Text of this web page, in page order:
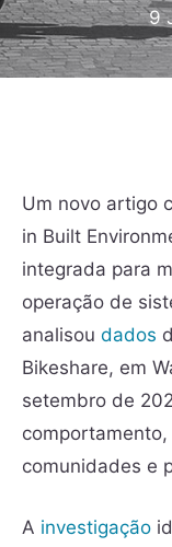
9
Um novo artigo
in Built
integrada para
operação de
analisou dados
Bikeshare, em
setembro de
comunidades e
A investigação